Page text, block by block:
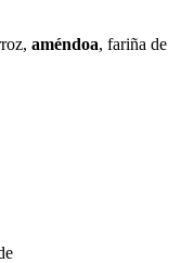
améndoa, fariña de